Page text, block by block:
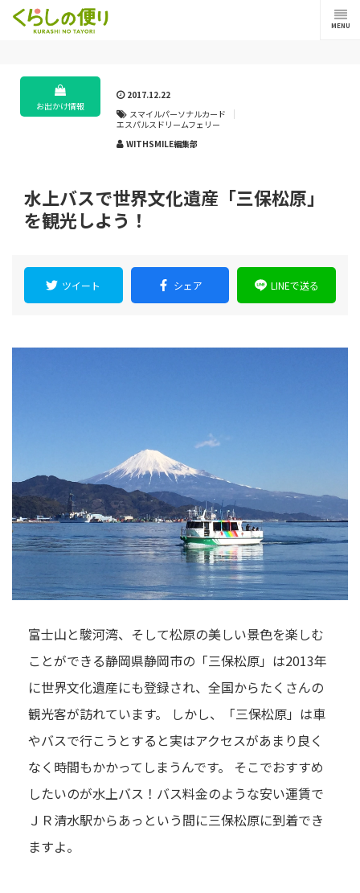
MENU
お出かけ情報
2017.12.22
スマイルパーソナルカード
エスパルスドリームフェリー
WITHSMILE編集部
水上バスで世界文化遺産「三保松原」
を観光しよう！
ツイート シェア LINEで送る
富士山と駿河湾、そして松原の美しい景色を楽しむ
ことができる静岡県静岡市の「三保松原」は2013年
に世界文化遺産にも登録され、全国からたくさんの
観光客が訪れています。 しかし、「三保松原」は車
やバスで行こうとすると実はアクセスがあまり良く
なく時間もかかってしまうんです。 そこでおすすめ
したいのが水上バス！バス料金のような安い運賃で
ＪＲ清水駅からあっという間に三保松原に到着でき
ますよ。